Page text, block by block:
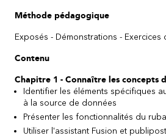
Méthode pédagogique
Exposés - Démonstrations -
Contenu
Chapitre 1 - Connaître les concepts
Identifier les éléments spécifiques
à la source de données
Présenter les fonctionnalités du
Utiliser l'assistant Fusion et